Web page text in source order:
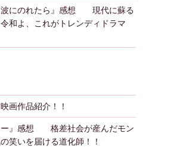
波にのれたら』感想 現代に蘇る
和よ、これがトレンディドラマ
画作品紹介！！
ー』感想 格差社会が産んだモン
笑いを届ける道化師！！